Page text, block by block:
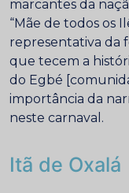
marcantes da
“Mãe de todos os
representativa da
que tecem a
do Egbé
importância da
neste carnaval.
Itã de Oxalá